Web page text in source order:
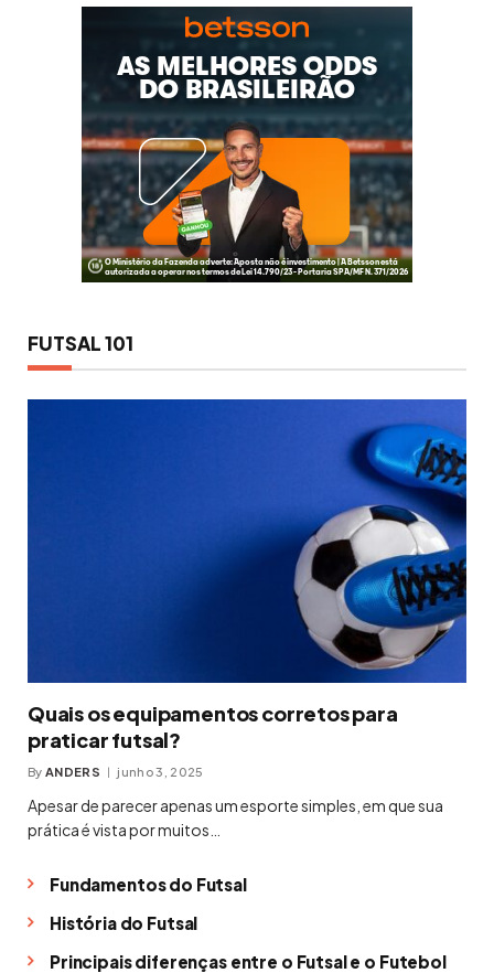
FUTSAL 101
Quais os equipamentos corretos para
praticar futsal?
By ANDERS junho 3, 2025
Apesar de parecer apenas um esporte simples, em que sua
prática é vista por muitos…
Fundamentos do Futsal
História do Futsal
Principais diferenças entre o Futsal e o Futebol